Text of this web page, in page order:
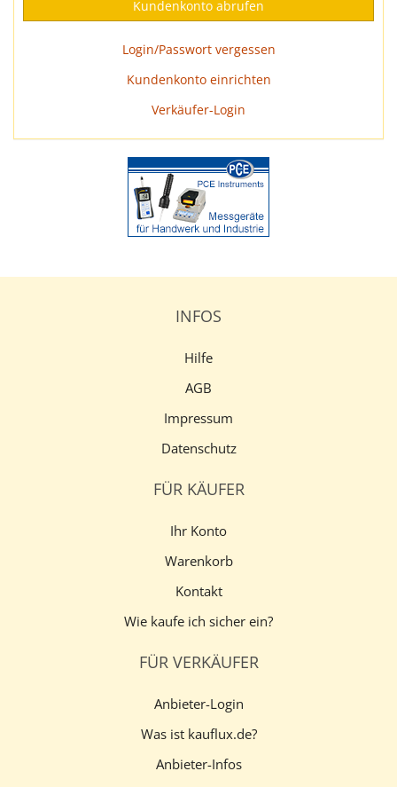
Login/Passwort vergessen
Kundenkonto einrichten
Verkäufer-Login
INFOS
Hilfe
AGB
Impressum
Datenschutz
FÜR KÄUFER
Ihr Konto
Warenkorb
Kontakt
Wie kaufe ich sicher ein?
FÜR VERKÄUFER
Anbieter-Login
Was ist kauflux.de?
Anbieter-Infos